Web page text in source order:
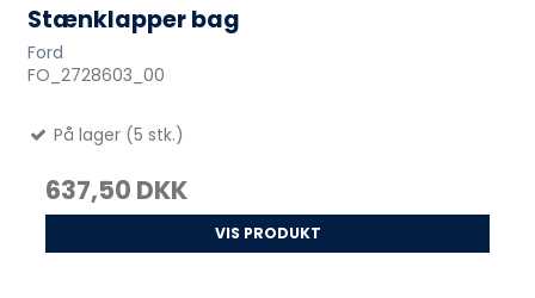
Stænklapper bag
Ford
FO_2728603_00
På lager (5 stk.)
637,50 DKK
VIS PRODUKT